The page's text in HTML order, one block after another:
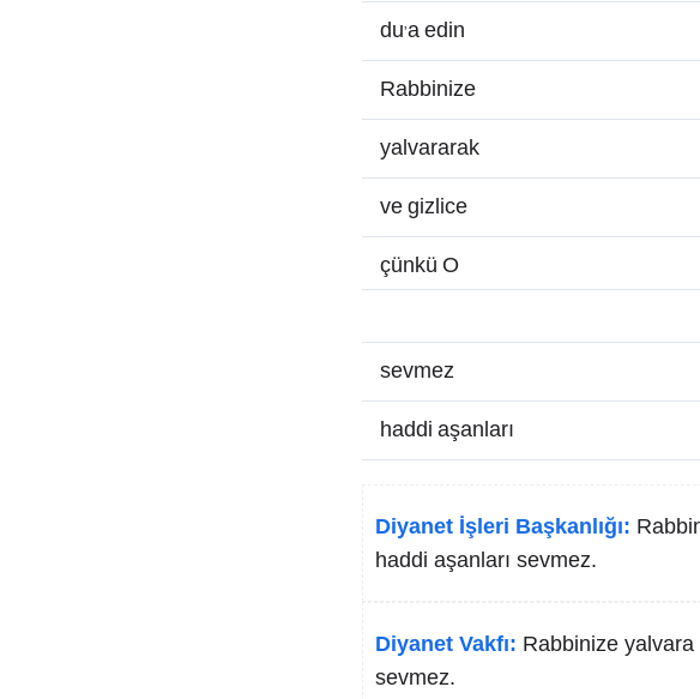
du’a edin
Rabbinize
yalvararak
ve gizlice
çünkü O
sevmez
haddi aşanları
Diyanet İşleri Başkanlığı:
haddi aşanları sevmez.
Diyanet Vakfı: Rabbinize
sevmez.